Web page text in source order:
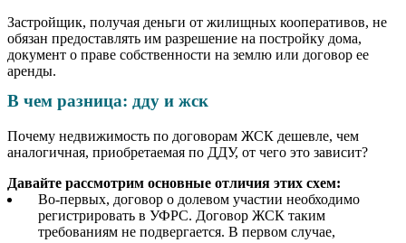
Застройщик, получая деньги от жилищных кооперативов, не
обязан предоставлять им разрешение на постройку дома,
документ о праве собственности на землю или договор ее
аренды.
В чем разница: дду и жск
Почему недвижимость по договорам ЖСК дешевле, чем
аналогичная, приобретаемая по ДДУ, от чего это зависит?
Давайте рассмотрим основные отличия этих схем:
Во-первых, договор о долевом участии необходимо
регистрировать в УФРС. Договор ЖСК таким
требованиям не подвергается. В первом случае,